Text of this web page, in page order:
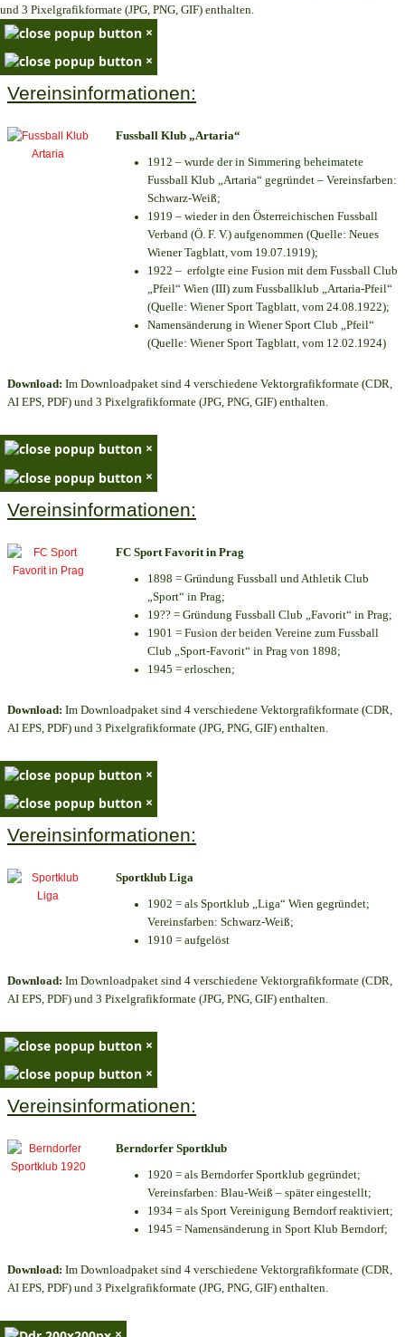
und 3 Pixelgrafikformate (JPG, PNG, GIF) enthalten.
×
×
Vereinsinformationen:
Fussball Klub „Artaria“
1912 – wurde der in Simmering beheimatete
Fussball Klub „Artaria“ gegründet – Vereinsfarben:
Schwarz-Weiß;
1919 – wieder in den Österreichischen Fussball
Verband (Ö. F. V.) aufgenommen (Quelle: Neues
Wiener Tagblatt, vom 19.07.1919);
1922 – erfolgte eine Fusion mit dem Fussball Club
„Pfeil“ Wien (III) zum Fussballklub „Artaria-Pfeil“
(Quelle: Wiener Sport Tagblatt, vom 24.08.1922);
Namensänderung in Wiener Sport Club „Pfeil“
(Quelle: Wiener Sport Tagblatt, vom 12.02.1924)
Download: Im Downloadpaket sind 4 verschiedene Vektorgrafikformate (CDR,
AI EPS, PDF) und 3 Pixelgrafikformate (JPG, PNG, GIF) enthalten.
×
×
Vereinsinformationen:
FC Sport Favorit in Prag
1898 = Gründung Fussball und Athletik Club
„Sport“ in Prag;
19?? = Gründung Fussball Club „Favorit“ in Prag;
1901 = Fusion der beiden Vereine zum Fussball
Club „Sport-Favorit“ in Prag von 1898;
1945 = erloschen;
Download: Im Downloadpaket sind 4 verschiedene Vektorgrafikformate (CDR,
AI EPS, PDF) und 3 Pixelgrafikformate (JPG, PNG, GIF) enthalten.
×
×
Vereinsinformationen:
Sportklub Liga
1902 = als Sportklub „Liga“ Wien gegründet;
Vereinsfarben: Schwarz-Weiß;
1910 = aufgelöst
Download: Im Downloadpaket sind 4 verschiedene Vektorgrafikformate (CDR,
AI EPS, PDF) und 3 Pixelgrafikformate (JPG, PNG, GIF) enthalten.
×
×
Vereinsinformationen:
Berndorfer Sportklub
1920 = als Berndorfer Sportklub gegründet;
Vereinsfarben: Blau-Weiß – später eingestellt;
1934 = als Sport Vereinigung Berndorf reaktiviert;
1945 = Namensänderung in Sport Klub Berndorf;
Download: Im Downloadpaket sind 4 verschiedene Vektorgrafikformate (CDR,
AI EPS, PDF) und 3 Pixelgrafikformate (JPG, PNG, GIF) enthalten.